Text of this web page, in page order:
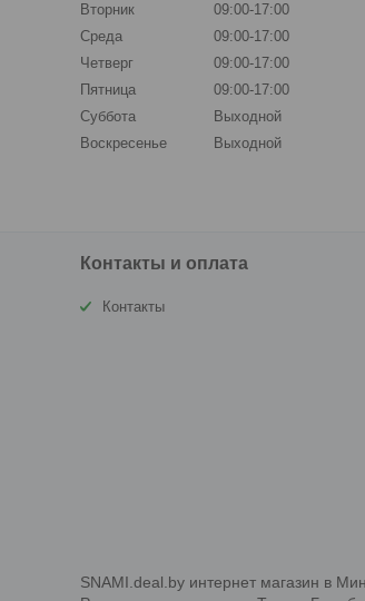
Вторник
09:00-17:00
Среда
09:00-17:00
Четверг
09:00-17:00
Пятница
09:00-17:00
Суббота
Выходной
Воскресенье
Выходной
Контакты и оплата
Контакты
SNAMI.deal.by интернет магазин в